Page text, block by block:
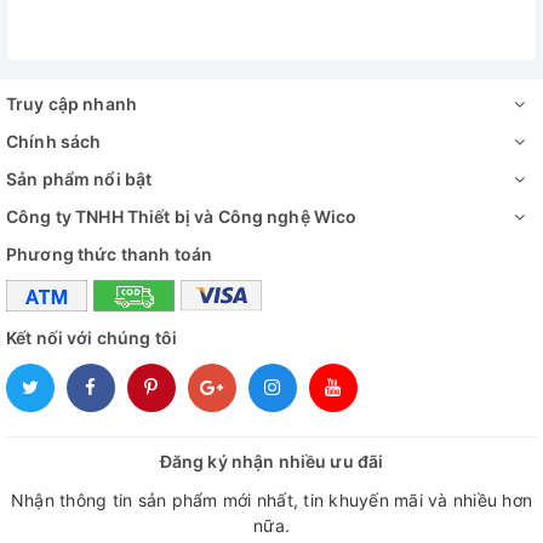
Cung cấp bao gồm:
✅ Bộ phụ kiện tiêu chuẩn
✅ Hướng dẫn sử dụng
Đánh giá
Truy cập nhanh
Chính sách
Sản phẩm nổi bật
Công ty TNHH Thiết bị và Công nghệ Wico
Phương thức thanh toán
Kết nối với chúng tôi
Đăng ký nhận nhiều ưu đãi
Nhận thông tin sản phẩm mới nhất, tin khuyến mãi và nhiều hơn
nữa.